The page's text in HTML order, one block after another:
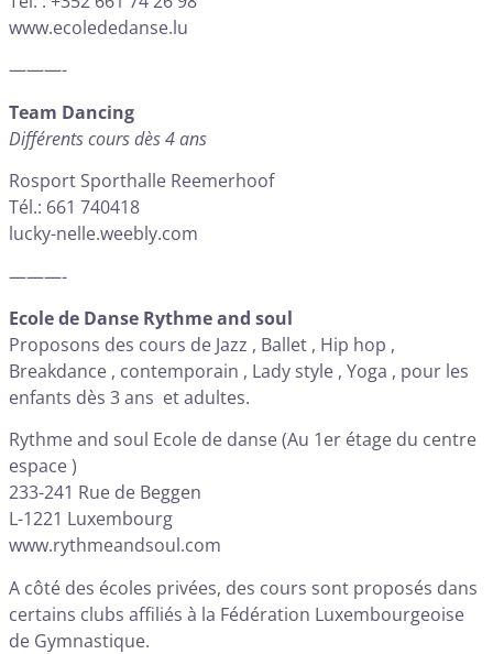
www.ecolededanse.lu
———-
Team Dancing
Différents cours dès 4 ans
Rosport Sporthalle Reemerhoof
Tél.: 661 740418
lucky-nelle.weebly.com
———-
Ecole de Danse Rythme and soul
Proposons des cours de Jazz , Ballet , Hip hop ,
Breakdance , contemporain , Lady style , Yoga , pour les
enfants dès 3 ans et adultes.
Rythme and soul Ecole de danse (Au 1er étage du centre
espace )
233-241 Rue de Beggen
L-1221 Luxembourg
www.rythmeandsoul.com
A côté des écoles privées, des cours sont proposés dans
certains clubs affiliés à la Fédération Luxembourgeoise
de Gymnastique.